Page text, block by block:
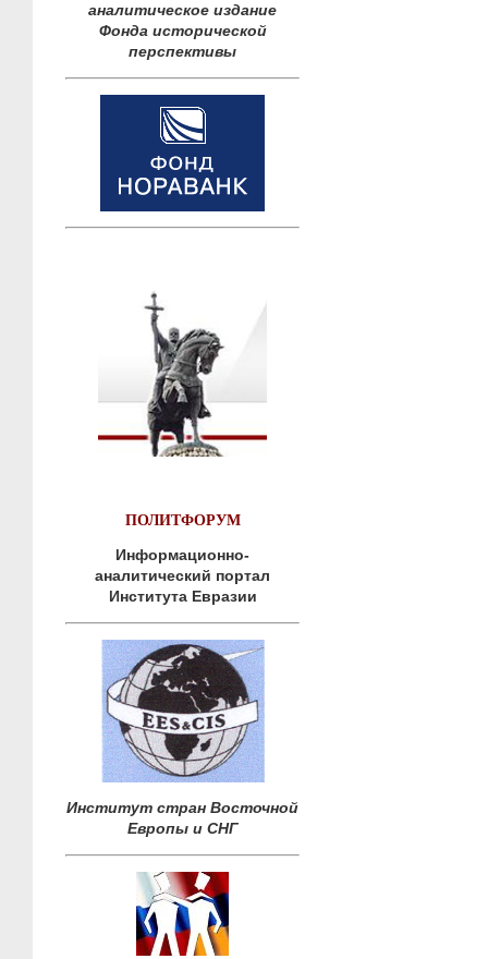
аналитическое издание
Фонда исторической
перспективы
ПОЛИТФОРУМ
Информационно-
аналитический портал
Института Евразии
Институт стран Восточной
Европы и СНГ